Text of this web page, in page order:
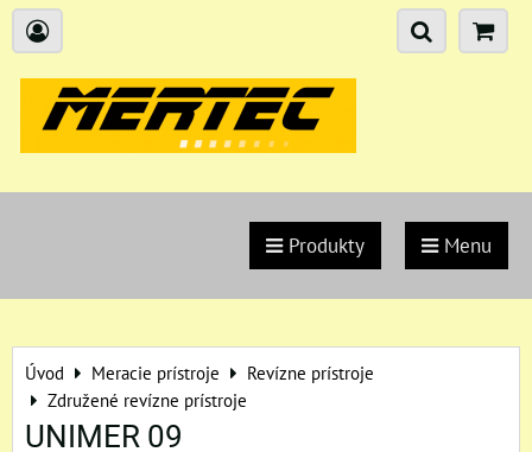
Produkty Menu
Úvod Meracie prístroje
Revízne prístroje
Združené revízne prístroje
UNIMER 09